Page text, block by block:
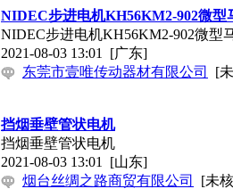
NIDEC步进电机KH56KM2-902微型
NIDEC步进电机KH56KM2-902微型
2021-08-03 13:01 [广东]
东莞市壹唯传动器材有限公司
[
挡烟垂壁管状电机
挡烟垂壁管状电机
2021-08-03 13:01 [山东]
烟台丝绸之路商贸有限公司
[未